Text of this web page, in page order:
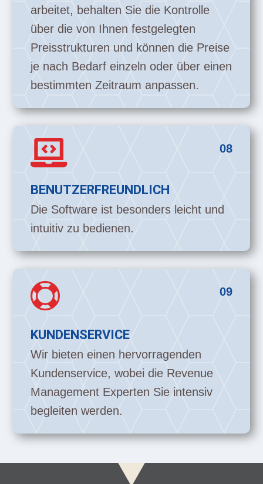
arbeitet, behalten Sie die Kontrolle
über die von Ihnen festgelegten
Preisstrukturen und können die Preise
je nach Bedarf einzeln oder über einen
bestimmten Zeitraum anpassen.
08

BENUTZERFREUNDLICH
Die Software ist besonders leicht und
intuitiv zu bedienen.
09

KUNDENSERVICE
Wir bieten einen hervorragenden
Kundenservice, wobei die Revenue
Management Experten Sie intensiv
begleiten werden.